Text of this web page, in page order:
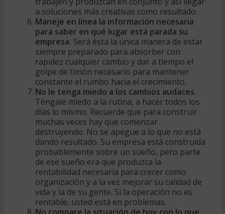
a soluciones más creativas como resultado.
Maneje en línea la información necesaria
para saber en qué lugar está parada su
empresa. Será ésta la única manera de estar
siempre preparado para absorber con
rapidez cualquier cambio y dar a tiempo el
golpe de timón necesario para mantener
constante el rumbo hacia el crecimiento.
No le tenga miedo a los cambios audaces.
Téngale miedo a la rutina, a hacer todos los
días lo mismo. Recuerde que para construir
muchas veces hay que comenzar
destruyendo. No se apegue a lo que no está
dando resultado. Su empresa está construida
probablemente sobre un sueño, pero parte
de ese sueño era que produzca la
rentabilidad necesaria para crecer como
organización y a la vez mejorar su calidad de
vida y la de su gente. Si la operación no es
rentable, usted está en problemas.